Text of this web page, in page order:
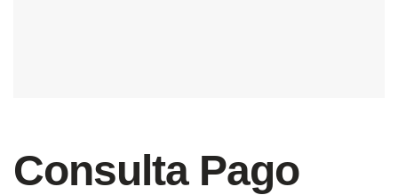
Consulta Pago